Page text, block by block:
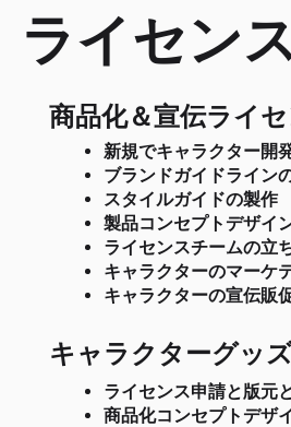
ライセン
商品化＆宣伝ライ
新規でキャラクター開
ブランドガイドライン
スタイルガイドの製作
製品コンセプトデザイ
ライセンスチームの立
キャラクターのマーケ
キャラクターの宣伝販
キャラクターグッ
ライセンス申請と版元
商品化コンセプトデザ